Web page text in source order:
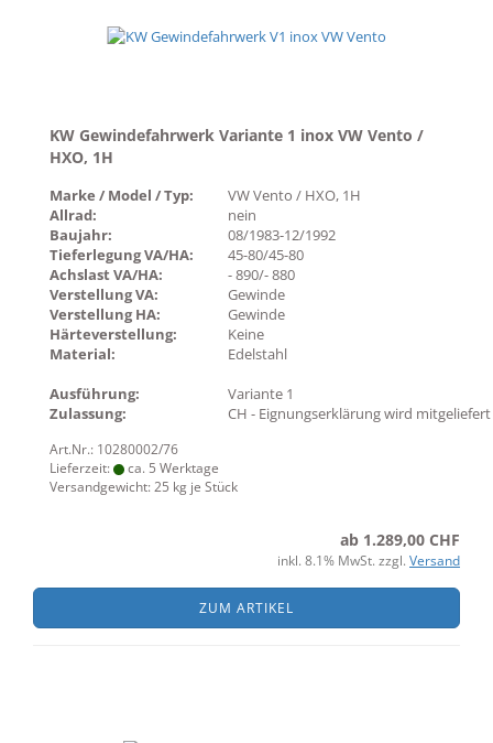
KW Gewindefahrwerk Variante 1 inox VW Vento /
HXO, 1H
Marke / Model / Typ:
VW Vento / HXO, 1H
Allrad:
nein
Baujahr:
08/1983-12/1992
Tieferlegung VA/HA:
45-80/45-80
Achslast VA/HA:
- 890/- 880
Verstellung VA:
Gewinde
Verstellung HA:
Gewinde
Härteverstellung:
Keine
Material:
Edelstahl
Ausführung:
Variante 1
Zulassung:
CH - Eignungserklärung wird mitgeliefert
Art.Nr.: 10280002/76
Lieferzeit:
ca. 5 Werktage
Versandgewicht:25 kg je Stück
ab 1.289,00 CHF
inkl. 8.1% MwSt. zzgl. Versand
ZUM ARTIKEL